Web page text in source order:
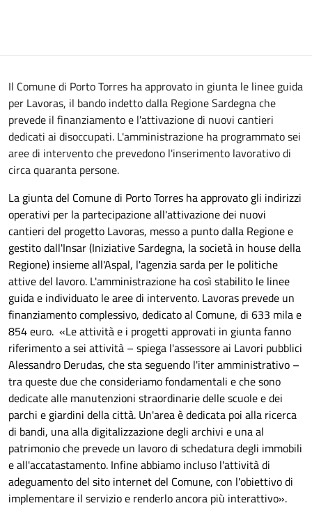
Il Comune di Porto Torres ha approvato in giunta le linee guida
per Lavoras, il bando indetto dalla Regione Sardegna che
prevede il finanziamento e l'attivazione di nuovi cantieri
dedicati ai disoccupati. L'amministrazione ha programmato sei
aree di intervento che prevedono l'inserimento lavorativo di
circa quaranta persone.
La giunta del Comune di Porto Torres ha approvato gli indirizzi
operativi per la partecipazione all'attivazione dei nuovi
cantieri del progetto Lavoras, messo a punto dalla Regione e
gestito dall'Insar (Iniziative Sardegna, la società in house della
Regione) insieme all'Aspal, l'agenzia sarda per le politiche
attive del lavoro. L'amministrazione ha così stabilito le linee
guida e individuato le aree di intervento. Lavoras prevede un
finanziamento complessivo, dedicato al Comune, di 633 mila e
854 euro. «Le attività e i progetti approvati in giuntafanno
riferimento a sei attività – spiega l'assessore ai Lavori pubblici
Alessandro Derudas, chestaseguendo l'iter amministrativo –
tra queste dueche consideriamofondamentali eche sono
dedicate alle manutenzioni straordinarie delle scuole e dei
parchi e giardini della città. Un'areaèdedicata poi alla ricerca
di bandi, una alla digitalizzazione degli archivi e una al
patrimonio che prevede un lavoro di schedatura degli immobili
e all'accatastamento. Infine abbiamo incluso l'attività di
adeguamento del sito internet del Comune, con l'obiettivo di
implementare il servizio e renderlo ancora più interattivo».